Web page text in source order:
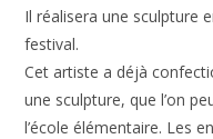
Il réalisera une sculpture
festival.
Cet artiste a déjà
une sculpture, que l’on
l’école élémentaire. Les